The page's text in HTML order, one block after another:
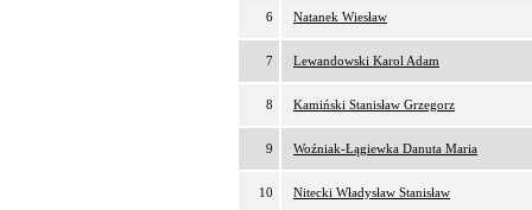
6 Natanek Wiesław
7 Lewandowski Karol Adam
8 Kamiński Stanisław Grzegorz
9 Woźniak-Łągiewka Danuta Maria
10 Nitecki Władysław Stanisław